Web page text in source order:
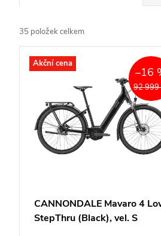
a
z
e
35 položek celkem
VAkční cena
92 999
–16
CANNONDALE Mavaro 4
StepThru (Black), vel. S